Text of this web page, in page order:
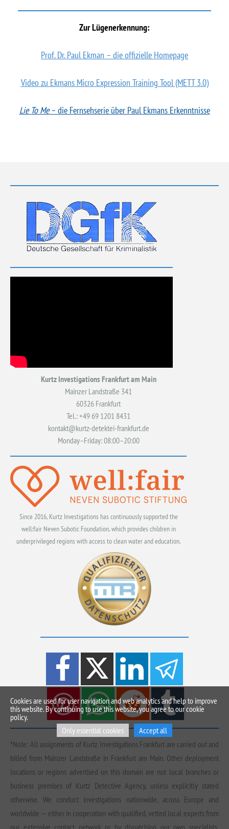
Zur Lügenerkennung:
Prof. Dr. Paul Ekman – die offizielle Homepage
Video zu Ekmans Micro Expression Training Tool (METT 3.0)
Lie To Me– die Fernsehserie über Paul Ekmans Erkenntnisse
Kurtz Investigations Frankfurt am Main
Mainzer Landstraße 341
60326 Frankfurt
Tel.: +49 69 1201 8431
kontakt@kurtz-detektei-frankfurt.de
Monday–Friday: 08:00–20:00
Since 2016, Kurtz Investigations has continuously supported the
well:fair Neven Subotic Foundation, which provides children in
underprivileged regions with access to clean water and education.
*Note: All assignments of Kurtz Investigations Frankfurt are carried out and
billed from Mainzer Landstraße in Frankfurt am Main. Other deployment
locations or regions advertised on this domain are not local branches or
business premises of Kurtz Detective Agency, unless explicitly stated
otherwise. We conduct investigations nationwide, across Europe and
worldwide — either in cooperation with qualified, vetted local experts from
our extensive contact network or by dispatching our own specialists.
Cookies are used for user navigation and web analytics and help to improve
this website. By continuing to use this website, you agree to our cookie
policy.
Only essential cookies
Accept all